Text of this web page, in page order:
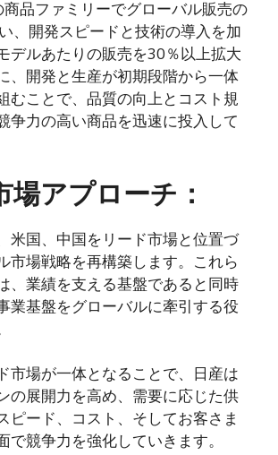
品ファミリーでグローバル販売の
、開発スピードと技術の導入を加
デルあたりの販売を30％以上拡大
、開発と生産が初期段階から一体
むことで、品質の向上とコスト規
争力の高い商品を迅速に投入して
場アプローチ：
米国、中国をリード市場と位置づ
市場戦略を再構築します。これら
、業績を支える基盤であると同時
業基盤をグローバルに牽引する役
市場が一体となることで、日産は
の展開力を高め、需要に応じた供
ピード、コスト、そしてお客さま
で競争力を強化していきます。